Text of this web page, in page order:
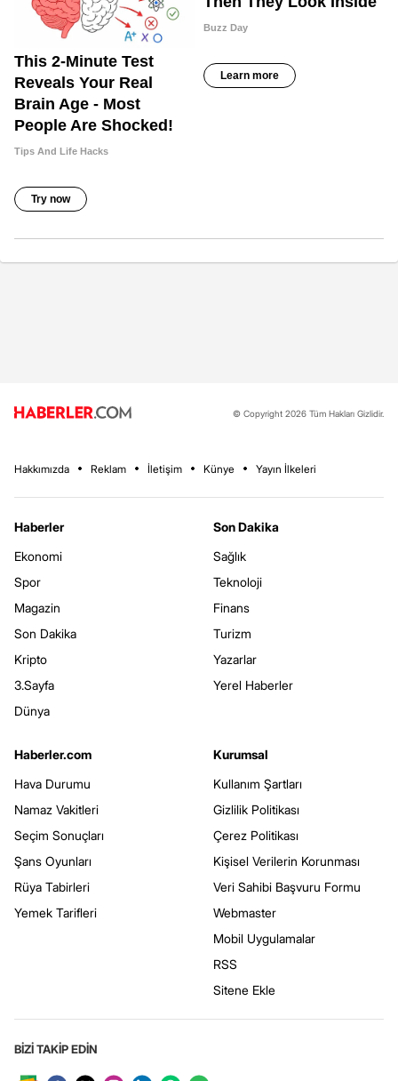
© Copyright 2026 Tüm Hakları Gizlidir.
Hakkımızda Reklam İletişim Künye Yayın İlkeleri
Haberler
Ekonomi
Spor
Magazin
Son Dakika
Kripto
3.Sayfa
Dünya
Son Dakika
Sağlık
Teknoloji
Finans
Turizm
Yazarlar
Yerel Haberler
Haberler.com
Hava Durumu
Namaz Vakitleri
Seçim Sonuçları
Şans Oyunları
Rüya Tabirleri
Yemek Tarifleri
Kurumsal
Kullanım Şartları
Gizlilik Politikası
Çerez Politikası
Kişisel Verilerin Korunması
Veri Sahibi Başvuru Formu
Webmaster
Mobil Uygulamalar
RSS
Sitene Ekle
BİZİ TAKİP EDİN